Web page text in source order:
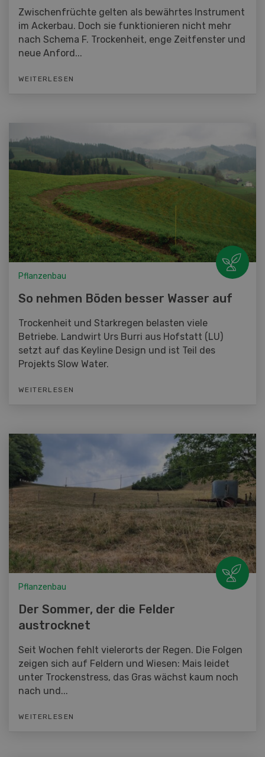
Zwischenfrüchte gelten als bewährtes Instrument
im Ackerbau. Doch sie funktionieren nicht mehr
nach Schema F. Trockenheit, enge Zeitfenster und
neue Anford...
WEITERLESEN
Pflanzenbau
So nehmen Böden besser Wasser auf
Trockenheit und Starkregen belasten viele
Betriebe. Landwirt Urs Burri aus Hofstatt (LU)
setzt auf das Keyline Design und ist Teil des
Projekts Slow Water.
WEITERLESEN
Pflanzenbau
Der Sommer, der die Felder
austrocknet
Seit Wochen fehlt vielerorts der Regen. Die Folgen
zeigen sich auf Feldern und Wiesen: Mais leidet
unter Trockenstress, das Gras wächst kaum noch
nach und...
WEITERLESEN